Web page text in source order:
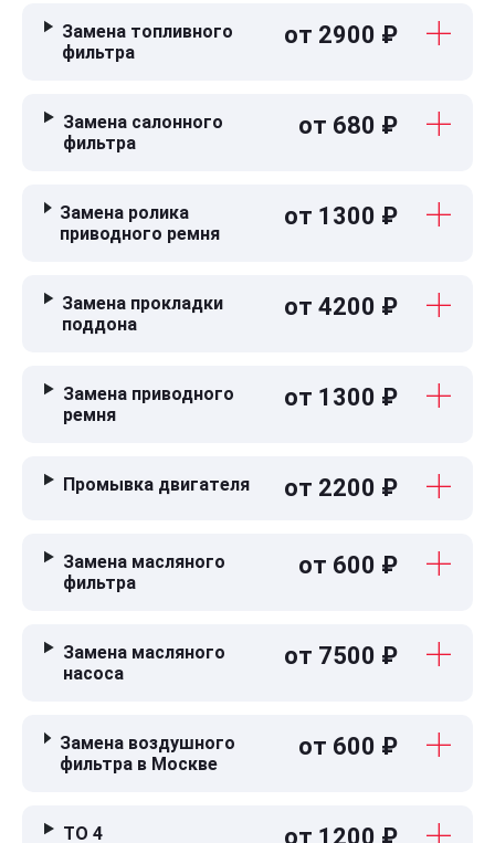
Замена топливного
фильтра
от 2900 ₽
Замена салонного
фильтра
от 680 ₽
Замена ролика
приводного ремня
от 1300 ₽
Замена прокладки
поддона
от 4200 ₽
Замена приводного
ремня
от 1300 ₽
Промывка двигателя от 2200 ₽
Замена масляного
фильтра
от 600 ₽
Замена масляного
насоса
от 7500 ₽
Замена воздушного
фильтра в Москве
от 600 ₽
ТО 4 от 1200 ₽